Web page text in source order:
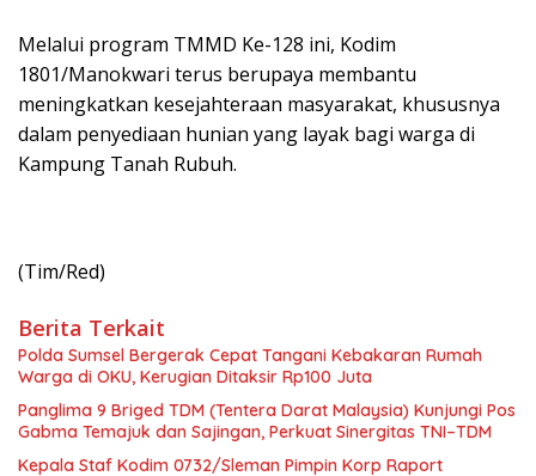
‎Melalui program TMMD Ke-128 ini, Kodim
1801/Manokwari terus berupaya membantu
meningkatkan kesejahteraan masyarakat, khususnya
dalam penyediaan hunian yang layak bagi warga di
Kampung Tanah Rubuh.
(Tim/Red)
Berita Terkait
Polda Sumsel Bergerak Cepat Tangani Kebakaran Rumah
Warga di OKU, Kerugian Ditaksir Rp100 Juta
Panglima 9 Briged TDM (Tentera Darat Malaysia) Kunjungi Pos
Gabma Temajuk dan Sajingan, Perkuat Sinergitas TNI–TDM
Kepala Staf Kodim 0732/Sleman Pimpin Korp Raport